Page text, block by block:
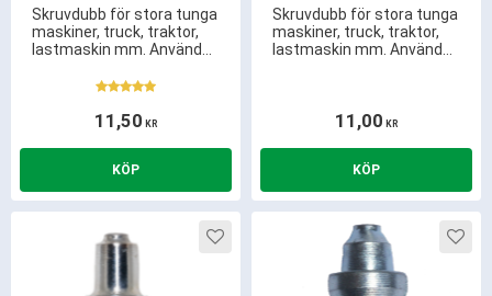
Skruvdubb för stora tunga
maskiner, truck, traktor,
lastmaskin mm. Används
5,3mm utstick, kräver
mönsterdjup
11,50 KR
Skruvdubb för stora tunga
maskiner, truck, traktor,
lastmaskin mm. Används
mönsterdjup
11,00 KR
Lägg till i favoriter